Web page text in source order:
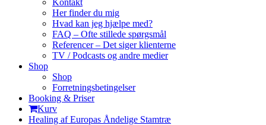
Kontakt
Her finder du mig
Hvad kan jeg hjælpe med?
FAQ – Ofte stillede spørgsmål
Referencer – Det siger klienterne
TV / Podcasts og andre medier
Shop
Shop
Forretningsbetingelser
Booking & Priser
Kurv
Healing af Europas Åndelige Stamtræ